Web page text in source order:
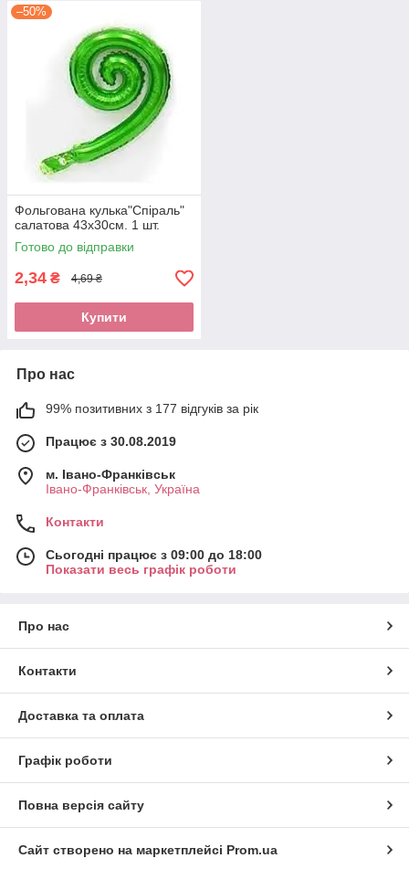
–50%
Фольгована кулька"Спіраль"
салатова 43х30см. 1 шт.
Готово до відправки
2,34 ₴ 4,69 ₴
Купити
Про нас
99% позитивних з 177 відгуків за рік
Працює з 30.08.2019
м. Івано-Франківськ
Івано-Франківськ, Україна
Контакти
Сьогодні працює з 09:00 до 18:00
Показати весь графік роботи
Про нас
Контакти
Доставка та оплата
Графік роботи
Повна версія сайту
Сайт створено на маркетплейсі Prom.ua